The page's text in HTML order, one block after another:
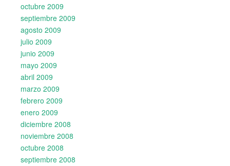
octubre 2009
septiembre 2009
agosto 2009
julio 2009
junio 2009
mayo 2009
abril 2009
marzo 2009
febrero 2009
enero 2009
diciembre 2008
noviembre 2008
octubre 2008
septiembre 2008